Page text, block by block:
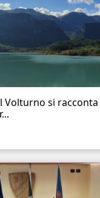
Volturno si